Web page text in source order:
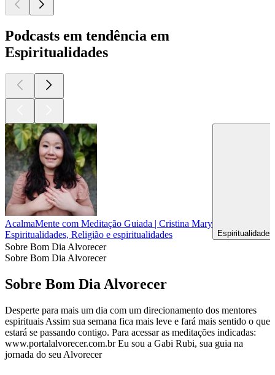
Podcasts em tendência em
Espiritualidades
AcalmaMente com Meditação Guiada | Cristina Mary
Espiritualidades, Religião e espiritualidades
Sobre Bom Dia Alvorecer
Sobre Bom Dia Alvorecer
Sobre Bom Dia Alvorecer
Desperte para mais um dia com um direcionamento dos mentores
espirituais Assim sua semana fica mais leve e fará mais sentido o que
estará se passando contigo. Para acessar as meditações indicadas:
www.portalalvorecer.com.br Eu sou a Gabi Rubi, sua guia na
jornada do seu Alvorecer